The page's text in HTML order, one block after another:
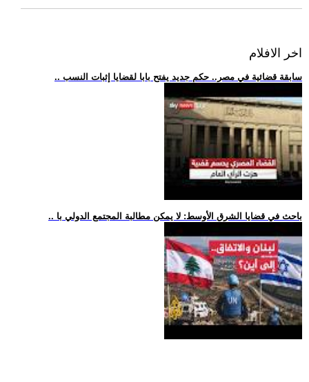
اخر الافلام
.. سابقة قضائية في مصر.. حكم جديد يفتح بابا لقضايا إثبات النسب
.. باحث في قضايا الشرق الأوسط: لا يمكن مطالبة المجتمع الدولي با